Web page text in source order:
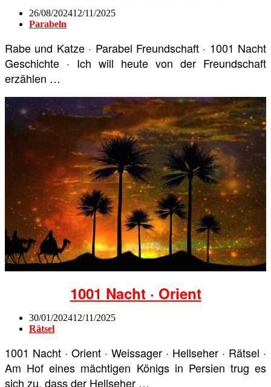
26/08/202412/11/2025
Parabeln
Rabe und Katze · Parabel Freundschaft · 1001 Nacht
Geschichte · Ich will heute von der Freundschaft
erzählen …
1001 Nacht · Orient
30/01/202412/11/2025
Rätsel
1001 Nacht · Orient · Weissager · Hellseher · Rätsel ·
Am Hof eines mächtigen Königs in Persien trug es
sich zu, dass der Hellseher …